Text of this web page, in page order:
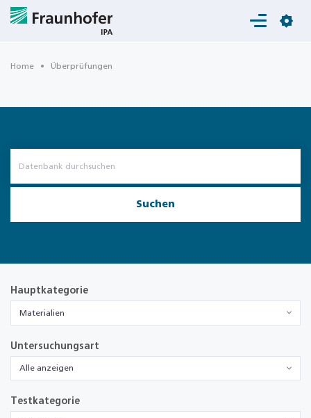
Login
Home Überprüfungen
Suchen
Hauptkategorie
Materialien
Untersuchungsart
Alle anzeigen
Testkategorie